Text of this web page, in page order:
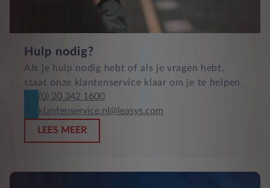
Hulp nodig?
Als je hulp nodig hebt of als je vragen hebt,
staat onze klantenservice klaar om je te helpen.
(0) 20 342 1600
klantenservice.nl@leasys.com
LEES MEER